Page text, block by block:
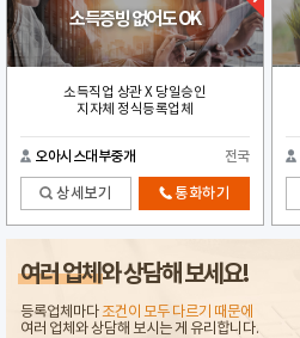
소득증빙 없어도 OK
소득직업 상관 X 당일승인
지자체 정식등록업체
오아시스대부중개 전국
상세보기 통화하기
여러 업체와 상담해 보세요!
등록업체마다조건이 모두 다르기 때문에
여러 업체와 상담해 보시는 게 유리합니다.